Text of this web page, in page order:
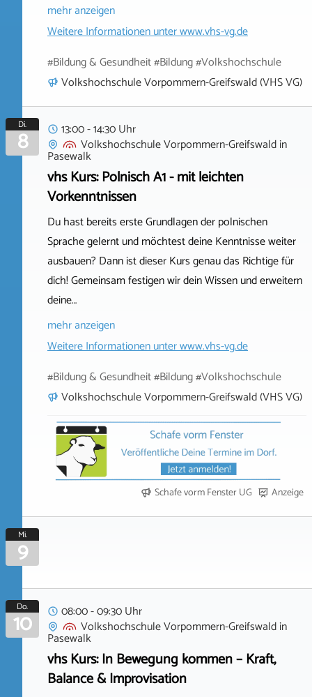
mehr anzeigen
Weitere Informationen unterwww.vhs-vg.de
#Bildung & Gesundheit #Bildung #Volkshochschule
Volkshochschule Vorpommern-Greifswald (VHS VG)
Di.
8
13:00 - 14:30 Uhr
Volkshochschule Vorpommern-Greifswaldin
Pasewalk
vhs Kurs: Polnisch A1 - mit leichten
Vorkenntnissen
Du hast bereits erste Grundlagen der polnischen
Sprache gelernt und möchtest deine Kenntnisse weiter
ausbauen? Dann ist dieser Kurs genau das Richtige für
dich! Gemeinsam festigen wir dein Wissen und erweitern
deine…
mehr anzeigen
Weitere Informationen unterwww.vhs-vg.de
#Bildung & Gesundheit #Bildung #Volkshochschule
Volkshochschule Vorpommern-Greifswald (VHS VG)
Schafe vorm Fenster UG Anzeige
Mi.
9
Do.
10
08:00 - 09:30 Uhr
Volkshochschule Vorpommern-Greifswaldin
Pasewalk
vhs Kurs: In Bewegung kommen – Kraft,
Balance & Improvisation